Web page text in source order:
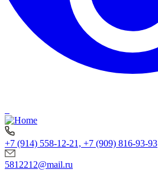
+7 (914) 558-12-21, +7 (909) 816-93-93
5812212@mail.ru